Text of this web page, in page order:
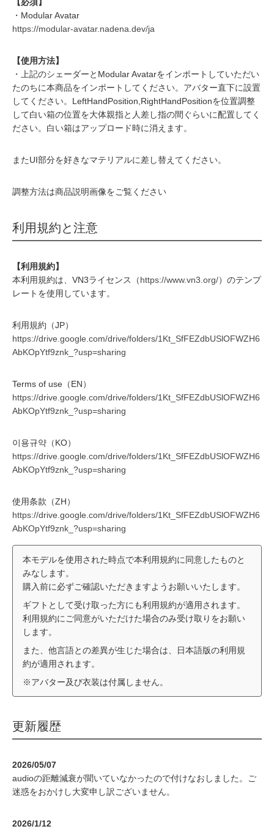
・Modular Avatar
https://modular-avatar.nadena.dev/ja
【使用方法】
・上記のシェーダーとModular Avatarをインポートしていただい
たのちに本商品をインポートしてください。アバター直下に設置
してください。LeftHandPosition,RightHandPositionを位置調整
して白い箱の位置を大体親指と人差し指の間ぐらいに配置してく
ださい。白い箱はアップロード時に消えます。
またUI部分を好きなマテリアルに差し替えてください。
調整方法は商品説明画像をご覧ください
利用規約と注意
【利用規約】
本利用規約は、VN3ライセンス（https://www.vn3.org/）のテンプ
レートを使用しています。
利用規約（JP）
https://drive.google.com/drive/folders/1Kt_SfFEZdbUSlOFWZH6
AbKOpYtf9znk_?usp=sharing
Terms of use（EN）
https://drive.google.com/drive/folders/1Kt_SfFEZdbUSlOFWZH6
AbKOpYtf9znk_?usp=sharing
이용규약（KO）
https://drive.google.com/drive/folders/1Kt_SfFEZdbUSlOFWZH6
AbKOpYtf9znk_?usp=sharing
使用条款（ZH）
https://drive.google.com/drive/folders/1Kt_SfFEZdbUSlOFWZH6
AbKOpYtf9znk_?usp=sharing
本モデルを使用された時点で本利用規約に同意したものと
みなします。
購入前に必ずご確認いただきますようお願いいたします。
ギフトとして受け取った方にも利用規約が適用されます。
利用規約にご同意がいただけた場合のみ受け取りをお願い
します。
また、他言語との差異が生じた場合は、日本語版の利用規
約が適用されます。
※アバター及び衣装は付属しません。
更新履歴
2026/05/07
audioの距離減衰が聞いていなかったので付けなおしました。ご
迷惑をおかけし大変申し訳ございません。
2026/1/12